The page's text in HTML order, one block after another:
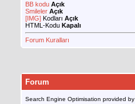
BB kodu Açık
Smileler Açık
[IMG] Kodları Açık
HTML-Kodu Kapalı
Forum Kuralları
Forum
Search Engine Optimisation provided by